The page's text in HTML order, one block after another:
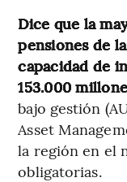
Dice que la
pensiones de
capacidad de
153.000
bajo gestión
Asset
la región en el
obligatorias.